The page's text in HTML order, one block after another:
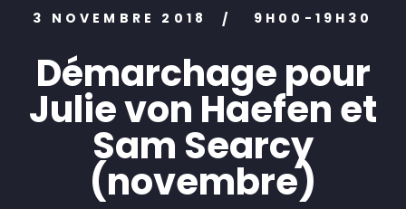
3 NOVEMBRE 2018 / 9H00-19H30
Démarchage pour
Julie von Haefen et
Sam Searcy
(novembre)